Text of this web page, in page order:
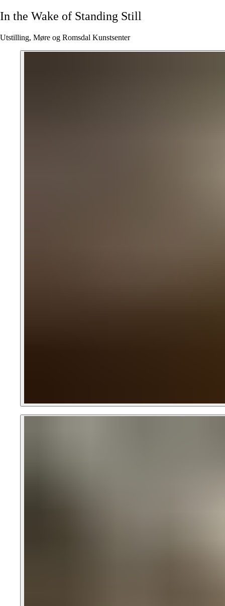
In the Wake of Standing Still
Utstilling, Møre og Romsdal Kunstsenter